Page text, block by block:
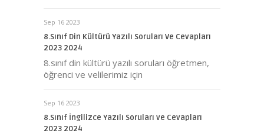
Sep 16 2023
8.Sınıf Din Kültürü Yazılı Soruları Ve Cevapları
2023 2024
8.sınıf din kültürü yazılı soruları öğretmen,
öğrenci ve velilerimiz için
Sep 16 2023
8.Sınıf İngilizce Yazılı Soruları ve Cevapları
2023 2024